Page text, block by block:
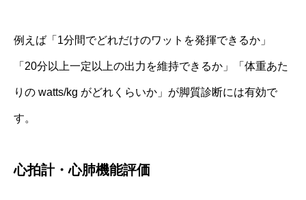
例えば「1分間でどれだけのワットを発揮できるか」
「20分以上一定以上の出力を維持できるか」「体重あた
りの watts/kg がどれくらいか」が脚質診断には有効で
す。
心拍計・心肺機能評価